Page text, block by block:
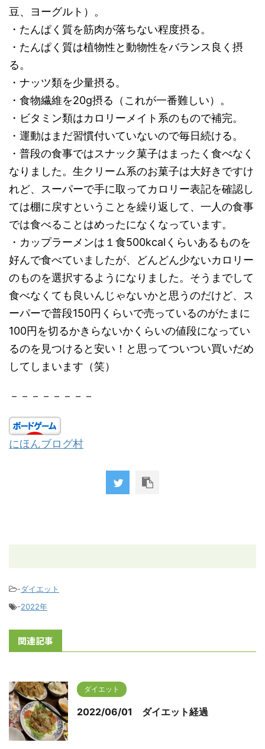
豆、ヨーグルト）。
・たんぱく質を筋肉が落ちない程度摂る。
・たんぱく質は植物性と動物性をバランス良く摂
る。
・ナッツ類を少量摂る。
・食物繊維を20g摂る（これが一番難しい）。
・ビタミン類はカロリーメイト系のもので補完。
・運動はまだ習慣付いていないので毎日続ける。
・普段の食事ではスナック菓子はまったく食べなく
なりました。生クリーム系のお菓子は大好きですけ
れど、スーパーで手に取ってカロリー表記を確認し
ては棚に戻すということを繰り返して、一人の食事
では食べることはめったになくなっています。
・カップラーメンは１食500kcalくらいあるものを
好んで食べていましたが、どんどん少ないカロリー
のものを選択するようになりました。そうまでして
食べなくても良いんじゃないかと思うのだけど、ス
ーパーで普段150円くらいで売っているのがたまに
100円を切るかきらないかくらいの値段になってい
るのを見つけると安い！と思ってついつい買いだめ
してしまいます（笑）
－－－－－－－－
にほんブログ村
-ダイエット
-2022年
関連記事
ダイエット
2022/06/01 ダイエット経過